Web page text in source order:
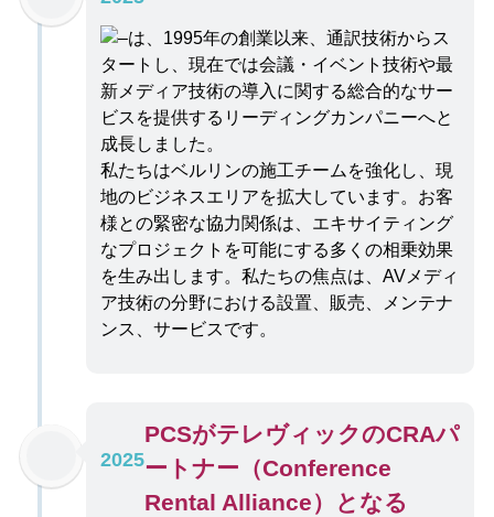
私たちはベルリンの施工チームを強化し、現
地のビジネスエリアを拡大しています。お客
様との緊密な協力関係は、エキサイティング
なプロジェクトを可能にする多くの相乗効果
を生み出します。私たちの焦点は、AVメディ
ア技術の分野における設置、販売、メンテナ
ンス、サービスです。
2025
PCSがテレヴィックのCRAパ
ートナー（Conference
Rental Alliance）となる